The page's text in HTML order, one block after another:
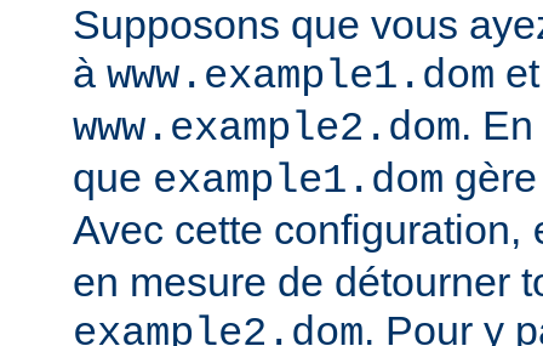
Supposons que vous
à www.example1.dom
www.example2.dom.
que example1.dom
Avec cette configuration,
en mesure de détourner
example2.dom. Pour y